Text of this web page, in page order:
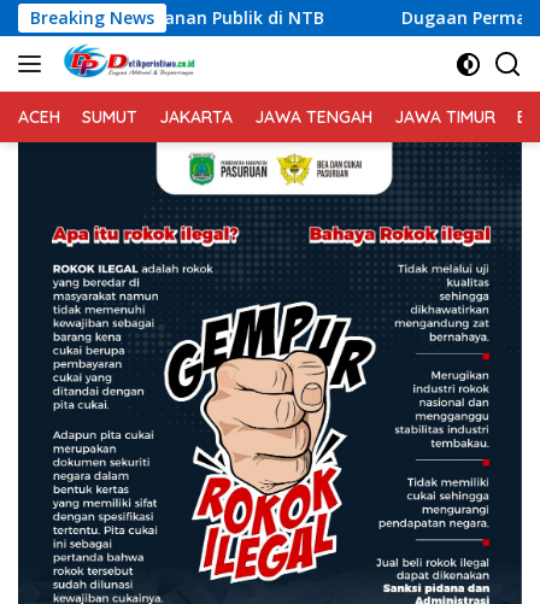
Langsung
ke
konten
Breaking News
Publik di NTB Dugaan Permasalahan Limbah SPPG
ACEH SUMUT JAKARTA JAWA TENGAH JAWA TIMUR